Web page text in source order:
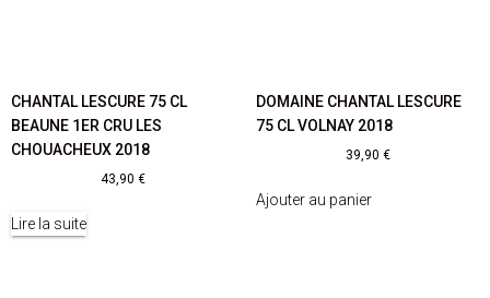
CHANTAL LESCURE 75 CL
BEAUNE 1ER CRU LES
CHOUACHEUX 2018
43,90 €
Lire la suite
DOMAINE CHANTAL LESCURE
75 CL VOLNAY 2018
39,90 €
Ajouter au panier